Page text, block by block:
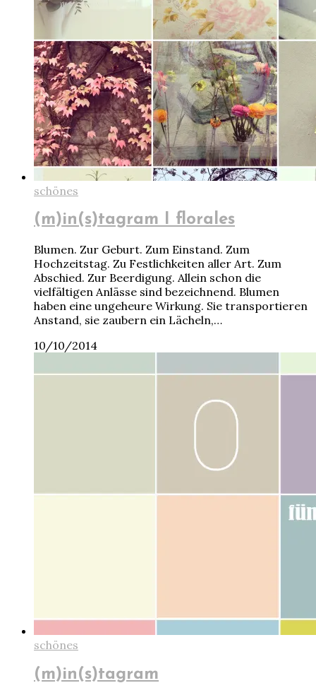
schönes
(m)in(s)tagram I florales
Blumen. Zur Geburt. Zum Einstand. Zum
Hochzeitstag. Zu Festlichkeiten aller Art. Zum
Abschied. Zur Beerdigung. Allein schon die
vielfältigen Anlässe sind bezeichnend. Blumen
haben eine ungeheure Wirkung. Sie transportieren
Anstand, sie zaubern ein Lächeln,…
10/10/2014
schönes
(m)in(s)tagram